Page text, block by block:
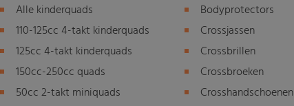
Alle kinderquads
110-125cc 4-takt kinderquads
125cc 4-takt kinderquads
150cc-250cc quads
50cc 2-takt miniquads
Bodyprotectors
Crossjassen
Crossbrillen
Crossbroeken
Crosshandschoenen